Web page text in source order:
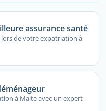
assurance santé
de votre expatriation à
à Malte avec un expert